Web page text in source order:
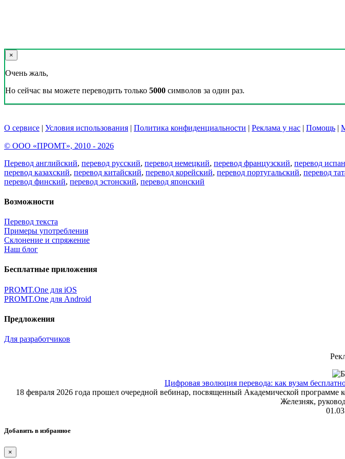
×
Очень жаль,
Но сейчас вы можете переводить только 5000 символов за один раз.
О сервисе | Условия использования | Политика конфиденциальности | Реклама у нас | Помощь |
© ООО «ПРОМТ», 2010 - 2026
Перевод английский, перевод русский, перевод немецкий, перевод французский, перевод
перевод казахский, перевод китайский, перевод корейский, перевод португальский, перевод
перевод финский, перевод эстонский, перевод японский
Возможности
Перевод текста
Примеры употребления
Склонение и спряжение
Наш блог
Бесплатные приложения
PROMT.One для iOS
PROMT.One для Android
Предложения
Для разработчиков
Цифровая эволюция перевода: как вузам
18 февраля 2026 года прошел очередной вебинар, посвященный Академической
Железняк,
Добавить в избранное
×